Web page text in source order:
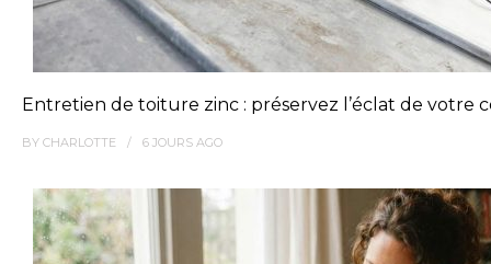
Entretien de toiture zinc : préservez l’éclat de votre
BY CHARLOTTE 6 JOURS AGO